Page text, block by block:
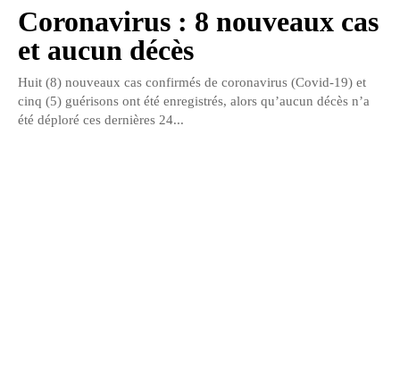
Coronavirus : 8 nouveaux cas
et aucun décès
Huit (8) nouveaux cas confirmés de coronavirus (Covid-19) et
cinq (5) guérisons ont été enregistrés, alors qu’aucun décès n’a
été déploré ces dernières 24...